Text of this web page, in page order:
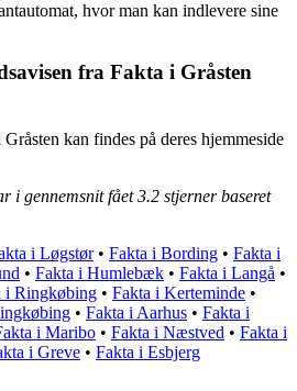
hvor man kan indlevere sine
fra Fakta i Gråsten
kan findes på deres hjemmeside
i gennemsnit fået3.2 stjerner baseret
i Løgstør• Fakta i Bording • Fakta i
• Fakta i Humlebæk • Fakta i Langå •
i Ringkøbing • Fakta i Kerteminde •
• Fakta i Aarhus • Fakta i
i Maribo • Fakta i Næstved • Fakta i
i Greve • Fakta i Esbjerg